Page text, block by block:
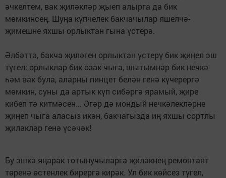
әчкелтем, вак җиләк­ләр җыеп алырга да бик
мөмкинсең. Шуңа күпчелек бакчачылар яшелчә-
җимешне яхшы орлыктан гына үстерә.
Әлбәттә, бакча җиләген орлыктан үстерү бик җиңел эш
түгел: орлыклар бик озак чыга, шытымнар бик нечкә
һәм вак була, аларны пинцет белән генә күчерергә
мөмкин, суны да артык күп сибәргә ярамый, җире
кибеп тә китмәсен... Әгәр дә мондый нечкәлекләрне
җиңеп чыга аласыз икән, бакчагызда иң яхшы сортлы
җиләкләр генә үсәчәк!
Бу эшкә яңарак тотынучыларга җиләкнең ремонтант
төренә өстенлек бирергә кирәк. Ул бик көйсез түгел,